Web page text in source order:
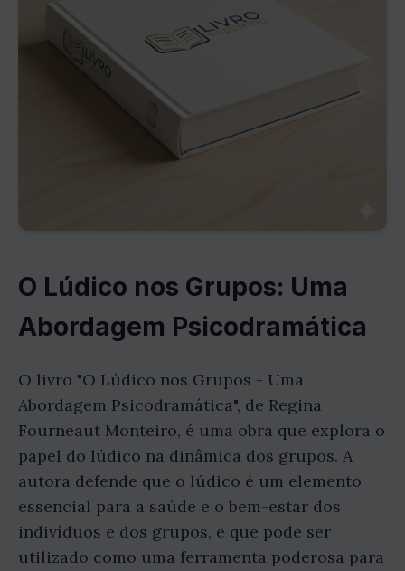
O Lúdico nos Grupos: Uma
Abordagem Psicodramática
O livro "O Lúdico nos Grupos - Uma
Abordagem Psicodramática", de Regina
Fourneaut Monteiro, é uma obra que explora o
papel do lúdico na dinâmica dos grupos. A
autora defende que o lúdico é um elemento
essencial para a saúde e o bem-estar dos
indivíduos e dos grupos, e que pode ser
utilizado como uma ferramenta poderosa para